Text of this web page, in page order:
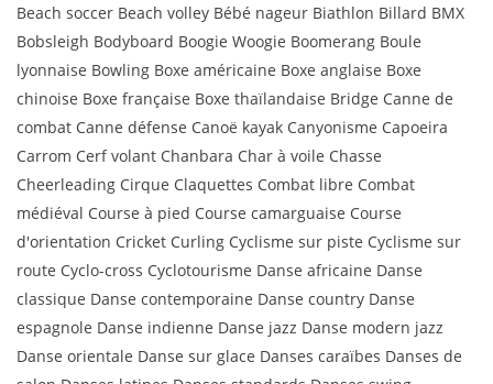
Beach soccer Beach volley Bébé nageur Biathlon Billard BMX
Bobsleigh Bodyboard Boogie Woogie Boomerang Boule
lyonnaise Bowling Boxe américaine Boxe anglaise Boxe
chinoise Boxe française Boxe thaïlandaise Bridge Canne de
combat Canne défense Canoë kayak Canyonisme Capoeira
Carrom Cerf volant Chanbara Char à voile Chasse
Cheerleading Cirque Claquettes Combat libre Combat
médiéval Course à pied Course camarguaise Course
d'orientation Cricket Curling Cyclisme sur piste Cyclisme sur
route Cyclo-cross Cyclotourisme Danse africaine Danse
classique Danse contemporaine Danse country Danse
espagnole Danse indienne Danse jazz Danse modern jazz
Danse orientale Danse sur glace Danses caraïbes Danses de